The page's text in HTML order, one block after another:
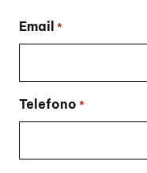
Email *
Telefono *